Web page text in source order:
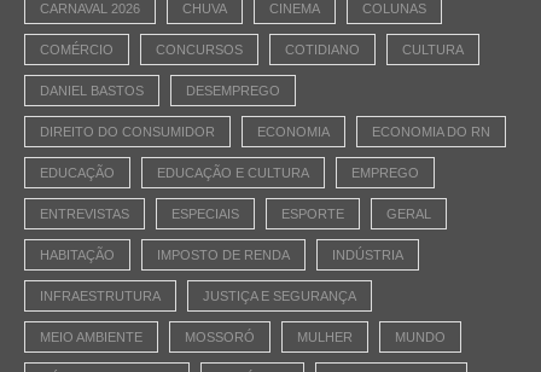
CARNAVAL 2026 CHUVA CINEMA COLUNAS
COMÉRCIO CONCURSOS COTIDIANO CULTURA
DANIEL BASTOS DESEMPREGO
DIREITO DO CONSUMIDOR ECONOMIA ECONOMIA DO RN
EDUCAÇÃO EDUCAÇÃO E CULTURA EMPREGO
ENTREVISTAS ESPECIAIS ESPORTE GERAL
HABITAÇÃO IMPOSTO DE RENDA INDÚSTRIA
INFRAESTRUTURA JUSTIÇA E SEGURANÇA
MEIO AMBIENTE MOSSORÓ MULHER MUNDO